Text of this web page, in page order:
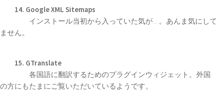
14. Google XML Sitemaps
インストール当初から入っていた気が…。あんま気にして
ません。
15. GTranslate
各国語に翻訳するためのプラグインウィジェット。外国
の方にもたまにご覧いただいているようです。